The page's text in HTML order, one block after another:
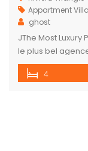
AppartmentVilla
ghost
JThe Most
le plus bel
a une vue
systèmes de
4